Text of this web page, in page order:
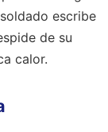
escribe
de su
calor.